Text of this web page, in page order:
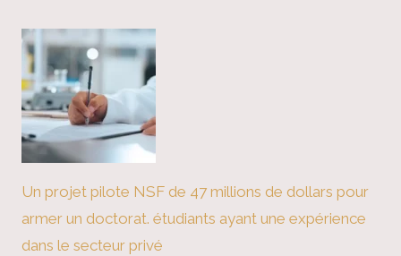
Un projet pilote NSF de 47 millions de dollars pour
armer un doctorat. étudiants ayant une expérience
dans le secteur privé